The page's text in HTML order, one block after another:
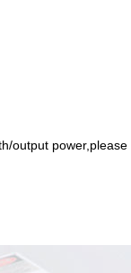
output power,please